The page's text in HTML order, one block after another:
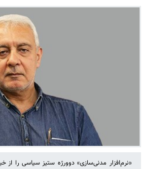
«نرم‌افزار مدنی‌سازی» دوورژه ستیز سیاسی را از